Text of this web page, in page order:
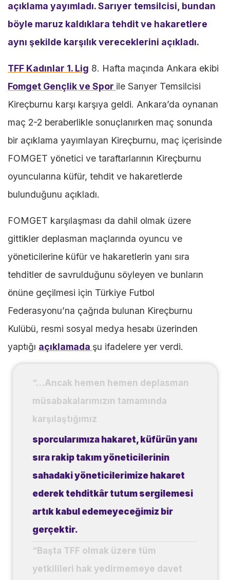
açıklama yayımladı. Sarıyer temsilcisi, bundan
böyle maruz kaldıklara tehdit ve hakaretlere
aynı şekilde karşılık vereceklerini açıkladı.
TFF Kadınlar 1. Lig 8. Hafta maçında Ankara ekibi
Fomget Gençlik ve Spor ile Sarıyer Temsilcisi
Kireçburnu karşı karşıya geldi. Ankara’da oynanan
maç 2-2 beraberlikle sonuçlanırken maç sonunda
bir açıklama yayımlayan Kireçburnu, maç içerisinde
FOMGET yönetici ve taraftarlarının Kireçburnu
oyuncularına küfür, tehdit ve hakaretlerde
bulunduğunu açıkladı.
FOMGET karşılaşması da dahil olmak üzere
gittikler deplasman maçlarında oyuncu ve
yöneticilerine küfür ve hakaretlerin yanı sıra
tehditler de savrulduğunu söyleyen ve bunların
önüne geçilmesi için Türkiye Futbol
Federasyonu’na çağrıda bulunan Kireçburnu
Kulübü, resmi sosyal medya hesabı üzerinden
yaptığı açıklamada şu ifadelere yer verdi.
“…Ancak hemen hemen deplasman
müsabakalarımızın tamamında
karşılaştığımız
sporcularımıza hakaret, küfürün yanı
sıra rakip takım yöneticilerinin
sahadaki yöneticilerimize hakaret
ederek tehditkâr tutum sergilemesi
artık kabul edemeyeceğimiz bir
gerçektir.
“Başta TFF olmak üzere tüm
yetkilileri hak yedirmemeye davet